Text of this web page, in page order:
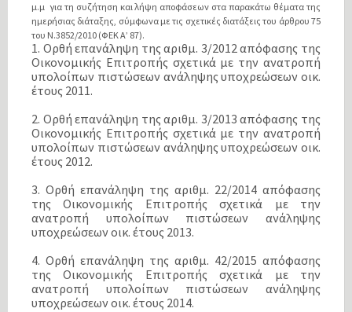
μ.μ για τη συζήτηση και λήψη αποφάσεων στα παρακάτω θέματα της
ημερήσιας διάταξης, σύμφωνα με τις σχετικές διατάξεις του άρθρου 75
του Ν.3852/2010 (ΦΕΚ Α’ 87).
1. Ορθή επανάληψη της αριθμ. 3/2012 απόφασης της
Οικονομικής Επιτροπής σχετικά με την ανατροπή
υπολοίπων πιστώσεων ανάληψης υποχρεώσεων οικ.
έτους 2011.
2. Ορθή επανάληψη της αριθμ. 3/2013 απόφασης της
Οικονομικής Επιτροπής σχετικά με την ανατροπή
υπολοίπων πιστώσεων ανάληψης υποχρεώσεων οικ.
έτους 2012.
3. Ορθή επανάληψη της αριθμ. 22/2014 απόφασης
της Οικονομικής Επιτροπής σχετικά με την
ανατροπή υπολοίπων πιστώσεων ανάληψης
υποχρεώσεων οικ. έτους 2013.
4. Ορθή επανάληψη της αριθμ. 42/2015 απόφασης
της Οικονομικής Επιτροπής σχετικά με την
ανατροπή υπολοίπων πιστώσεων ανάληψης
υποχρεώσεων οικ. έτους 2014.